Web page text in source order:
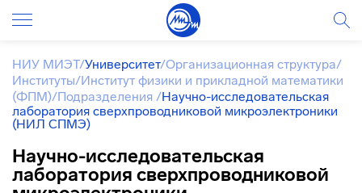
НИУ МИЭТ/Университет/Организационная структура/
Институты/Институт физики и прикладной математики
(ФПМ)/Подразделения /Научно-исследовательская
лаборатория сверхпроводниковой микроэлектроники
(НИЛ СПМЭ)
Научно-исследовательская
лаборатория сверхпроводниковой